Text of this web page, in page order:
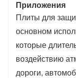
Приложения
Плиты для
основном
которые
воздействию
дороги,